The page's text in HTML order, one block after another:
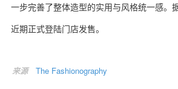
关于我们 联系我们
一步完善了整体造型的实用与风格统一感。
近期正式登陆门店发售。
来源 The Fashionography